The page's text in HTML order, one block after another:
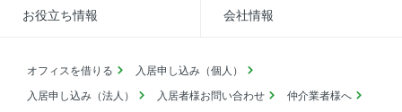
お役立ち情報 会社情報
オフィスを借りる
入居申し込み（個人）
入居申し込み（法人）
入居者様お問い合わせ
仲介業者様へ